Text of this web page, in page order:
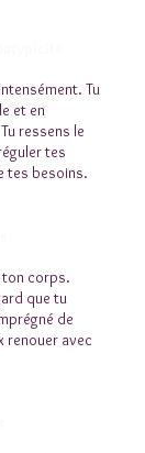
Tu
et en
ressens le
tes
tes besoins.
ton corps.
que tu
de
renouer avec